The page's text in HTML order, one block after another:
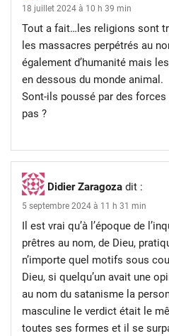
18 juillet 2024 à 10 h 39 min
Tout a fait…les religions sont
les massacres perpétrés au
également d’humanité mais
en dessous du monde animal.
Sont-ils poussé par des
pas ?
Didier Zaragoza dit :
5 septembre 2024 à 11 h 31 min
Il est vrai qu’à l’époque de
prêtres au nom, de Dieu,
n’importe quel motifs sous
Dieu, si quelqu’un avait une
au nom du satanisme la
masculine le verdict était le
toutes ses formes et il se